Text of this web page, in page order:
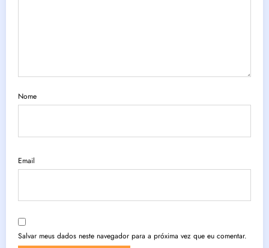
Nome
Email
Salvar meus dados neste navegador para a próxima vez que eu comentar.